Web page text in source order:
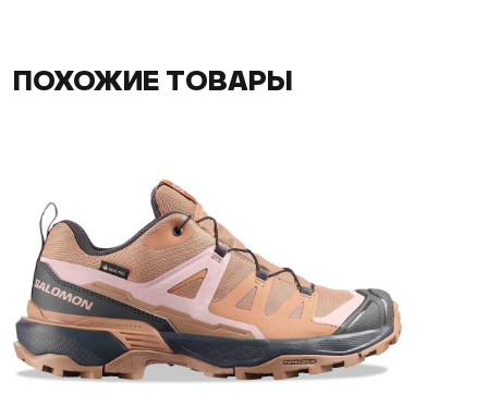
ПОХОЖИЕ ТОВАРЫ